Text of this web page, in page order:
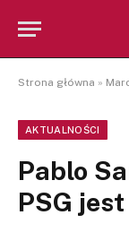
Strona główna »
AKTUALNOŚCI
Pablo
PSG